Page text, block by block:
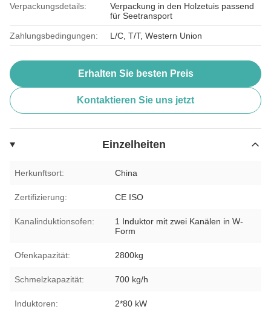
Verpackungsdetails:
Verpackung in den Holzetuis passend
für Seetransport
Zahlungsbedingungen: L/C, T/T, Western Union
Erhalten Sie besten Preis
Kontaktieren Sie uns jetzt
Einzelheiten
Herkunftsort: China
Zertifizierung: CE ISO
Kanalinduktionsofen:
1 Induktor mit zwei Kanälen in W-
Form
Ofenkapazität: 2800kg
Schmelzkapazität: 700 kg/h
Induktoren: 2*80 kW